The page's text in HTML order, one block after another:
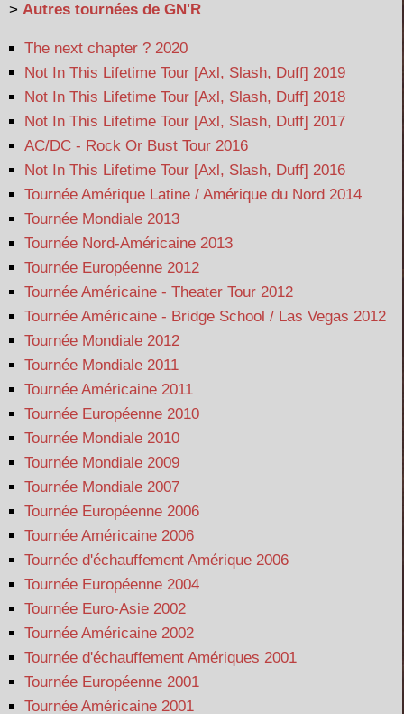
> Autres tournées de GN'R
The next chapter ? 2020
Not In This Lifetime Tour [Axl, Slash, Duff] 2019
Not In This Lifetime Tour [Axl, Slash, Duff] 2018
Not In This Lifetime Tour [Axl, Slash, Duff] 2017
AC/DC - Rock Or Bust Tour 2016
Not In This Lifetime Tour [Axl, Slash, Duff] 2016
Tournée Amérique Latine / Amérique du Nord 2014
Tournée Mondiale 2013
Tournée Nord-Américaine 2013
Tournée Européenne 2012
Tournée Américaine - Theater Tour 2012
Tournée Américaine - Bridge School / Las Vegas 2012
Tournée Mondiale 2012
Tournée Mondiale 2011
Tournée Américaine 2011
Tournée Européenne 2010
Tournée Mondiale 2010
Tournée Mondiale 2009
Tournée Mondiale 2007
Tournée Européenne 2006
Tournée Américaine 2006
Tournée d'échauffement Amérique 2006
Tournée Européenne 2004
Tournée Euro-Asie 2002
Tournée Américaine 2002
Tournée d'échauffement Amériques 2001
Tournée Européenne 2001
Tournée Américaine 2001